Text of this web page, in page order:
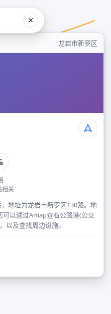
龙岩市新罗区
相关
地址为龙岩市新罗区130路。地
可以通过Amap查看公路港(公交
以及查找周边设施。